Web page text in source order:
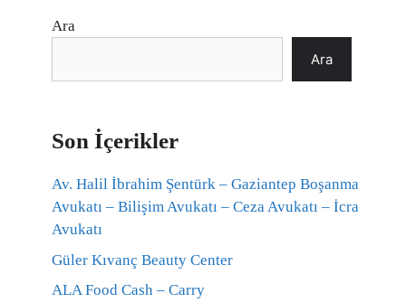
Ara
Ara
Son İçerikler
Av. Halil İbrahim Şentürk – Gaziantep Boşanma
Avukatı – Bilişim Avukatı – Ceza Avukatı – İcra
Avukatı
Güler Kıvanç Beauty Center
ALA Food Cash – Carry